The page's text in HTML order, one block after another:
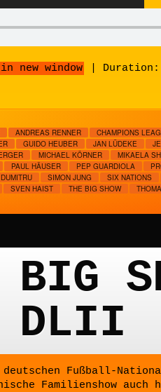
new window
ANDREAS RENNER
CHAMPIONS
GUIDO HEUBER JAN LÜDEKE
MICHAEL KÖRNER
MIKAELA
PAUL HÄUSER PEP GUARDIOLA
SIMON JUNG
SIX NATIONS
SVEN HAIST THE BIG SHOW
BIG
DLII
Fußball-
Familienshow auch